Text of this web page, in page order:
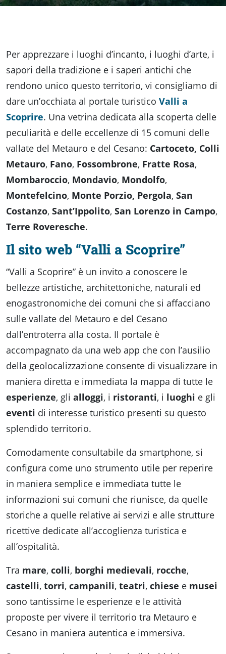
Per apprezzare i luoghi d’incanto, i luoghi d’arte, i
sapori della tradizione e i saperi antichi che
rendono unico questo territorio, vi consigliamo di
dare un’occhiata al portale turistico Valli a
Scoprire. Una vetrina dedicata alla scoperta delle
peculiarità e delle eccellenze di 15 comuni delle
vallate del Metauro e del Cesano: Cartoceto, Colli
Metauro, Fano, Fossombrone, Fratte Rosa,
Mombaroccio, Mondavio, Mondolfo,
Montefelcino, Monte Porzio, Pergola, San
Costanzo, Sant’Ippolito, San Lorenzo in Campo,
Terre Roveresche.
Il sito web “Valli a Scoprire”
“Valli a Scoprire” è un invito a conoscere le
bellezze artistiche, architettoniche, naturali ed
enogastronomiche dei comuni che si affacciano
sulle vallate del Metauro e del Cesano
dall’entroterra alla costa. Il portale è
accompagnato da una web app che con l’ausilio
della geolocalizzazione consente di visualizzare in
maniera diretta e immediata la mappa di tutte le
esperienze, gli alloggi, i ristoranti, i luoghi e gli
eventi di interesse turistico presenti su questo
splendido territorio.
Comodamente consultabile da smartphone, si
configura come uno strumento utile per reperire
in maniera semplice e immediata tutte le
informazioni sui comuni che riunisce, da quelle
storiche a quelle relative ai servizi e alle strutture
ricettive dedicate all’accoglienza turistica e
all’ospitalità.
Tra mare, colli, borghi medievali, rocche,
castelli, torri, campanili, teatri, chiese e musei
sono tantissime le esperienze e le attività
proposte per vivere il territorio tra Metauro e
Cesano in maniera autentica e immersiva.